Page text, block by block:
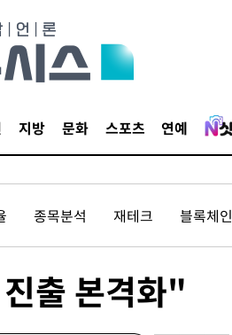
지방 문화 스포츠 연예
종목분석 재테크 블록체인
출 본격화"